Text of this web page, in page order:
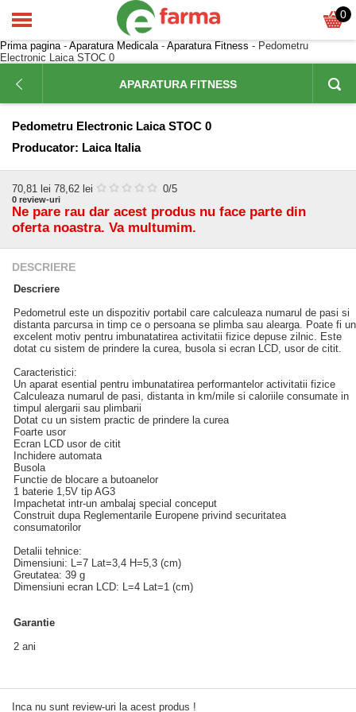
0
Prima pagina- Aparatura Medicala- Aparatura Fitness - Pedometru
Electronic Laica STOC 0
APARATURA FITNESS
Pedometru Electronic Laica STOC 0
Producator: Laica Italia
70,81 lei 78,62 lei 0/5
0 review-uri
Ne pare rau dar acest produs nu face parte din
oferta noastra. Va multumim.
DESCRIERE
Descriere
Pedometrul este un dispozitiv portabil care calculeaza numarul de pasi si
distanta parcursa in timp ce o persoana se plimba sau alearga. Poate fi un
excelent motiv pentru imbunatatirea activitatii fizice depuse zilnic. Este
dotat cu sistem de prindere la curea, busola si ecran LCD, usor de citit.
Caracteristici:
Un aparat esential pentru imbunatatirea performantelor activitatii fizice
Calculeaza numarul de pasi, distanta in km/mile si caloriile consumate in
timpul alergarii sau plimbarii
Dotat cu un sistem practic de prindere la curea
Foarte usor
Ecran LCD usor de citit
Inchidere automata
Busola
Functie de blocare a butoanelor
1 baterie 1,5V tip AG3
Impachetat intr-un ambalaj special conceput
Construit dupa Reglementarile Europene privind securitatea
consumatorilor
Detalii tehnice:
Dimensiuni: L=7 Lat=3,4 H=5,3 (cm)
Greutatea: 39 g
Dimensiuni ecran LCD: L=4 Lat=1 (cm)
Garantie
2 ani
Inca nu sunt review-uri la acest produs !